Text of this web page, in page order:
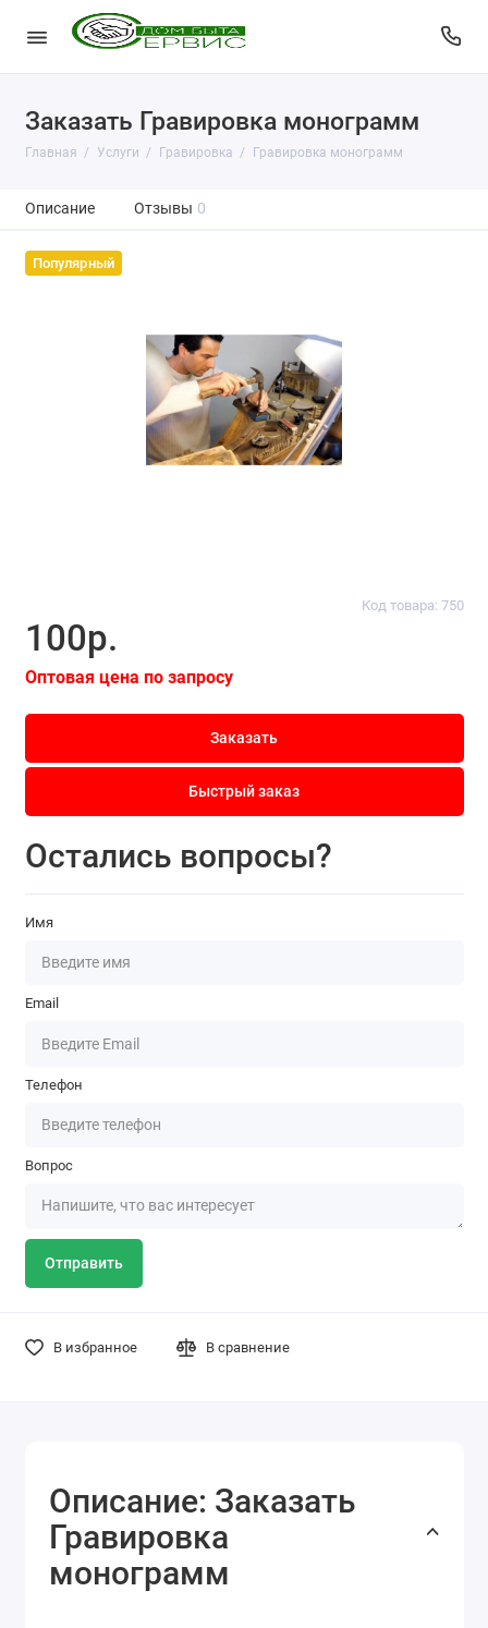
Заказать Гравировка монограмм
Главная Услуги Гравировка Гравировка монограмм
Описание Отзывы 0
Популярный
Код товара: 750
100р.
Оптовая цена по запросу
Заказать
Быстрый заказ
Остались вопросы?
Имя
Email
Телефон
Вопрос
Отправить
В избранное В сравнение
Описание: Заказать
Гравировка
монограмм